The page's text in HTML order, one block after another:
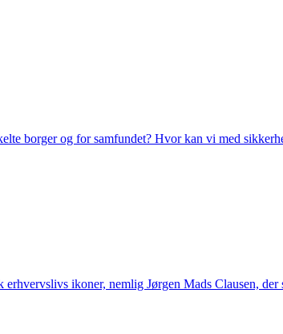
borger og for samfundet? Hvor kan vi med
ikoner, nemlig Jørgen Mads Clausen,